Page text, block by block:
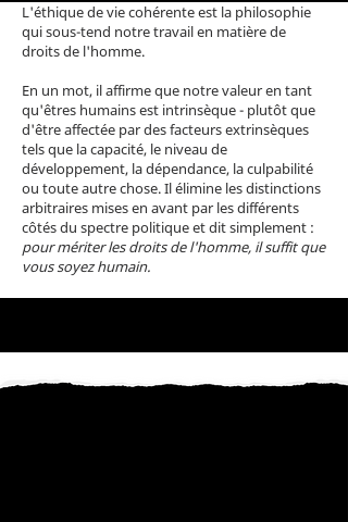
L'éthique de vie cohérente est la philosophie
qui sous-tend notre travail en matière de
droits de l'homme.
En un mot, il affirme que notre valeur en tant
qu'êtres humains est intrinsèque - plutôt que
d'être affectée par des facteurs extrinsèques
tels que la capacité, le niveau de
développement, la dépendance, la culpabilité
ou toute autre chose. Il élimine les distinctions
arbitraires mises en avant par les différents
côtés du spectre politique et dit simplement :
pour mériter les droits de l'homme, il suffit que
vous soyez humain.